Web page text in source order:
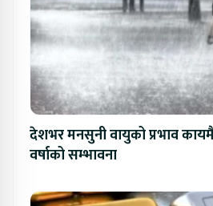
देशभर मनसुनी वायुको प्रभाव
वर्षाको सम्भावना